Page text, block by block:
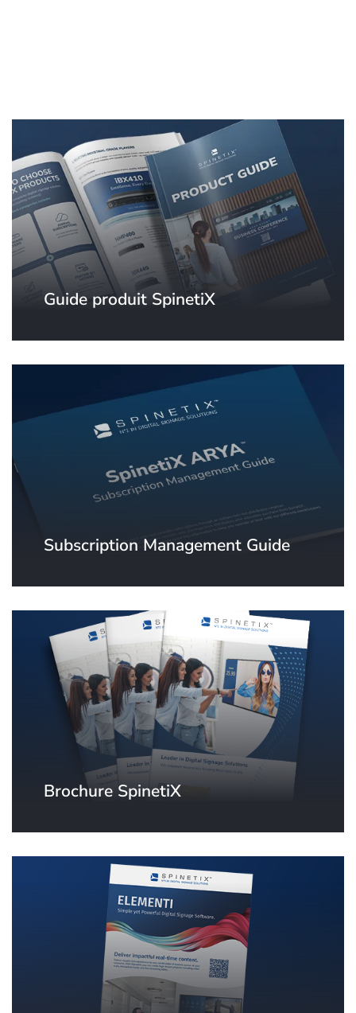
Guide produit SpinetiX
Subscription Management Guide
SpinetiX ARYA avec nos différents
intervenants.
Brochure SpinetiX